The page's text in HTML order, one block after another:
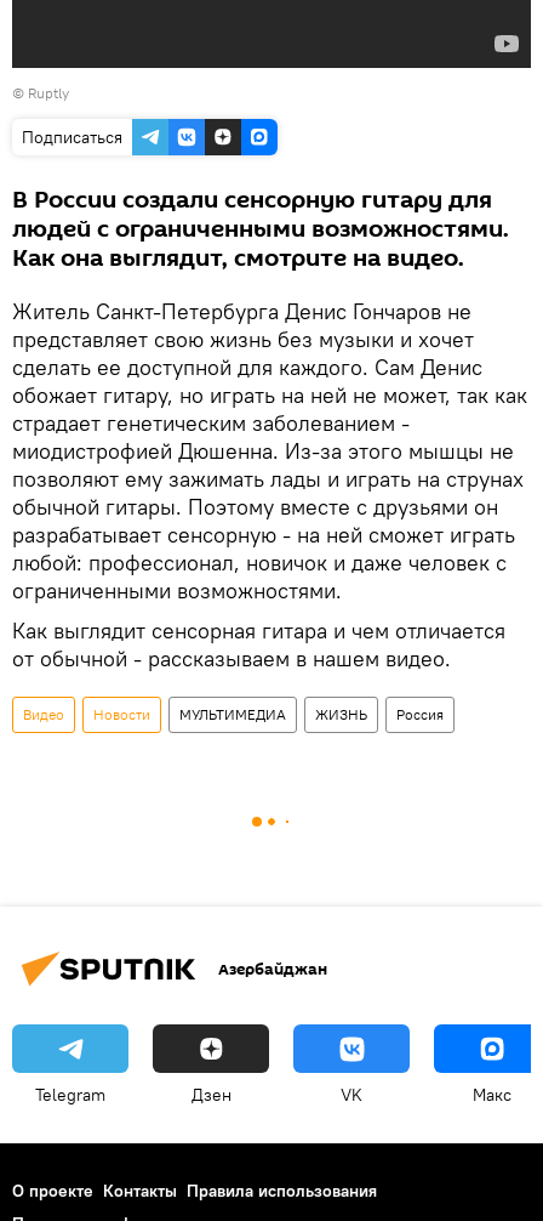
© Ruptly
Подписаться
В России создали сенсорную гитару для
людей с ограниченными возможностями.
Как она выглядит, смотрите на видео.
Житель Санкт-Петербурга Денис Гончаров не
представляет свою жизнь без музыки и хочет
сделать ее доступной для каждого. Сам Денис
обожает гитару, но играть на ней не может, так как
страдает генетическим заболеванием -
миодистрофией Дюшенна. Из-за этого мышцы не
позволяют ему зажимать лады и играть на струнах
обычной гитары. Поэтому вместе с друзьями он
разрабатывает сенсорную - на ней сможет играть
любой: профессионал, новичок и даже человек с
ограниченными возможностями.
Как выглядит сенсорная гитара и чем отличается
от обычной - рассказываем в нашем видео.
Видео Новости МУЛЬТИМЕДИА ЖИЗНЬ Россия
Азербайджан
Telegram Дзен VK Макс
О проекте Контакты Правила использования